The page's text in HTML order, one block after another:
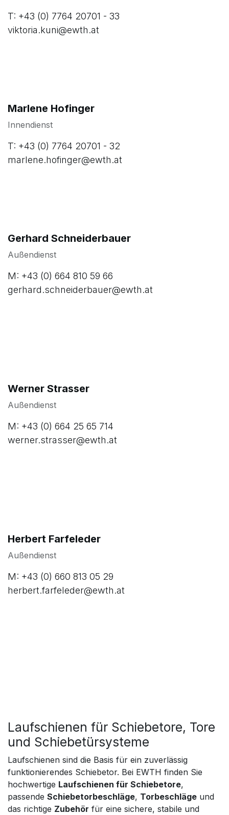
T: +43 (0) 7764 20701 - 33
viktoria.kuni@ewth.at
Marlene Hofinger
Innendienst
T: +43 (0) 7764 20701 - 32
marlene.hofinger@ewth.at
Gerhard Schneiderbauer
Außendienst
M: +43 (0) 664 810 59 66
gerhard.schneiderbauer@ewth.at
Werner Strasser
Außendienst
M: +43 (0) 664 25 65 714
werner.strasser@ewth.at
Herbert Farfeleder
Außendienst
M: +43 (0) 660 813 05 29
herbert.farfeleder@ewth.at
Laufschienen für Schiebetore, Tore
und Schiebetürsysteme
Laufschienen sind die Basis für ein zuverlässig
funktionierendes Schiebetor. Bei EWTH finden Sie
hochwertige Laufschienen für Schiebetore,
passende Schiebetorbeschläge, Torbeschläge und
das richtige Zubehör für eine sichere, stabile und